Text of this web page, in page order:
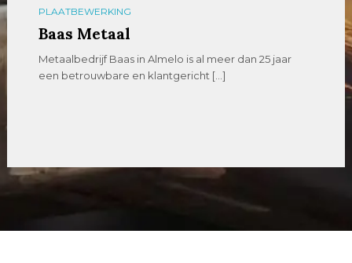
PLAATBEWERKING
Baas Metaal
Metaalbedrijf Baas in Almelo is al meer dan 25 jaar
een betrouwbare en klantgericht […]